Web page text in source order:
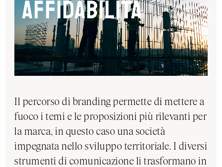
Il percorso di branding permette di mettere a
fuoco i temi e le proposizioni più rilevanti per
la marca, in questo caso una società
impegnata nello sviluppo territoriale. I diversi
strumenti di comunicazione li trasformano in